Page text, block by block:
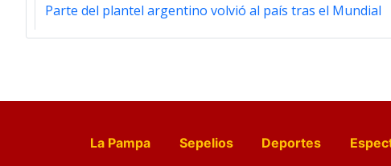
Parte del plantel argentino volvió al país tras el Mundial
La Pampa Sepelios Deportes